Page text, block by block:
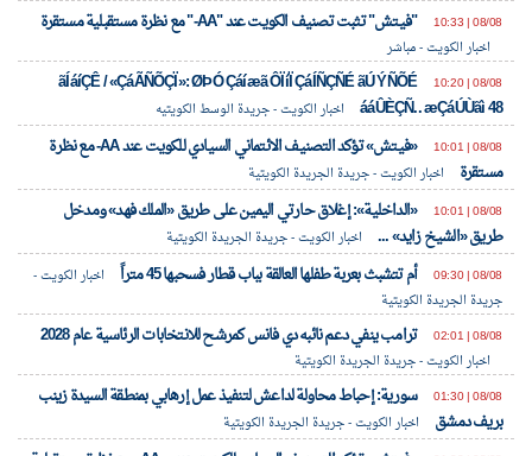
08/08 | 10:33
"فيتش" تثبت تصنيف الكويت عند "AA-" مع نظرة مستقبلية مستقرة
اخبار الكويت - مباشر
08/08 | 10:20
ãÍáíÇÊ / «ÇáÃÑÕÇÏ»: ØÞÓ Çáíæã ÔÏíÏ ÇáÍÑÇÑÉ ãÚ ÝÑÕÉ
ááÛÈÇÑ.. æÇáÚÙãì 48
اخبار الكويت - جريدة الوسط الكويتيه
08/08 | 10:01
«فيتش» تؤكد التصنيف الائتماني السيادي للكويت عند AA- مع نظرة
مستقرة
اخبار الكويت - جريدة الجريدة الكويتية
08/08 | 10:01
«الداخلية»: إغلاق حارتي اليمين على طريق «الملك فهد» ومدخل
طريق «الشيخ زايد» ...
اخبار الكويت - جريدة الجريدة الكويتية
08/08 | 09:30
أم تتشبث بعربة طفلها العالقة بباب قطار فسحبها 45 متراً
اخبار الكويت -
جريدة الجريدة الكويتية
08/08 | 02:01
ترامب ينفي دعم نائبه دي فانس كمرشح للانتخابات الرئاسية عام 2028
اخبار الكويت - جريدة الجريدة الكويتية
08/08 | 01:30
سورية: إحباط محاولة لداعش لتنفيذ عمل إرهابي بمنطقة السيدة زينب
بريف دمشق
اخبار الكويت - جريدة الجريدة الكويتية